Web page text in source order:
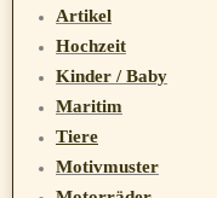
Artikel
Hochzeit
Kinder / Baby
Maritim
Tiere
Motivmuster